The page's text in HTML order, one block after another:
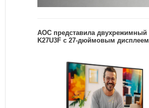
AOC представила
K27U3F с 27-дюймовым дисплеем